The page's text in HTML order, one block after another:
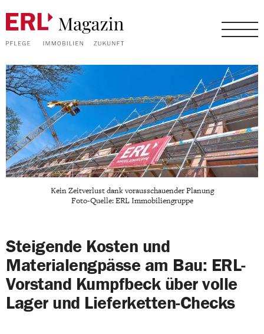
Kein Zeitverlust dank vorausschauender Planung
Foto-Quelle: ERL Immobiliengruppe
Steigende Kosten und
Materialengpässe am Bau: ERL-
Vorstand Kumpfbeck über volle
Lager und Lieferketten-Checks